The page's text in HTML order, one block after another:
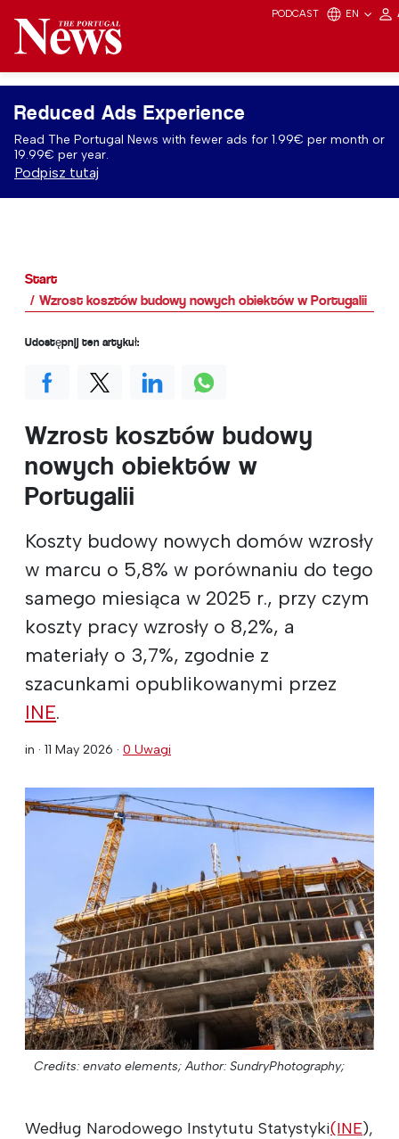
PODCAST EN
Reduced Ads Experience
Read The Portugal News with fewer ads for 1.99€ per month or
19.99€ per year.
Podpisz tutaj
Start
Wzrost kosztów budowy nowych obiektów w Portugalii
Wzrost kosztów budowy
nowych obiektów w
Portugalii
Koszty budowy nowych domów wzrosły
w marcu o 5,8% w porównaniu do tego
samego miesiąca w 2025 r., przy czym
koszty pracy wzrosły o 8,2%, a
materiały o 3,7%, zgodnie z
szacunkami opublikowanymi przez
INE.
in · 11 May 2026 · 0 Uwagi
Credits: envato elements; Author: SundryPhotography;
Według Narodowego Instytutu Statystyki(INE),
Udostępnij ten artykuł: